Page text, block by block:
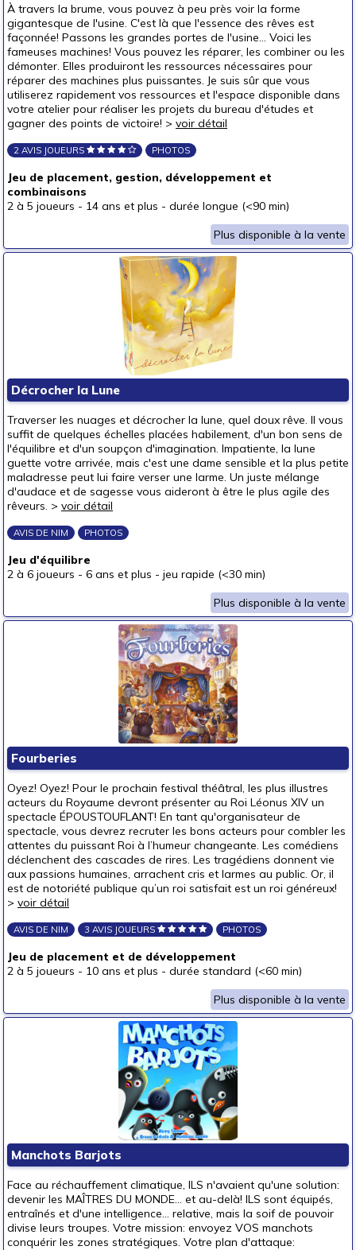
À travers la brume, vous pouvez à peu près voir la forme
gigantesque de l'usine. C'est là que l'essence des rêves est
façonnée! Passons les grandes portes de l'usine... Voici les
fameuses machines! Vous pouvez les réparer, les combiner ou les
démonter. Elles produiront les ressources nécessaires pour
réparer des machines plus puissantes. Je suis sûr que vous
utiliserez rapidement vos ressources et l'espace disponible dans
votre atelier pour réaliser les projets du bureau d'études et
gagner des points de victoire! > voir détail
2 AVIS JOUEURS PHOTOS
Jeu de placement, gestion, développement et
combinaisons
2 à 5 joueurs - 14 ans et plus - durée longue (<90 min)
Plus disponible à la vente
Décrocher la Lune
Traverser les nuages et décrocher la lune, quel doux rêve. Il vous
suffit de quelques échelles placées habilement, d'un bon sens de
l'équilibre et d'un soupçon d'imagination. Impatiente, la lune
guette votre arrivée, mais c'est une dame sensible et la plus petite
maladresse peut lui faire verser une larme. Un juste mélange
d'audace et de sagesse vous aideront à être le plus agile des
rêveurs. > voir détail
AVIS DE NIM PHOTOS
Jeu d'équilibre
2 à 6 joueurs - 6 ans et plus - jeu rapide (<30 min)
Plus disponible à la vente
Fourberies
Oyez! Oyez! Pour le prochain festival théâtral, les plus illustres
acteurs du Royaume devront présenter au Roi Léonus XIV un
spectacle ÉPOUSTOUFLANT! En tant qu'organisateur de
spectacle, vous devrez recruter les bons acteurs pour combler les
attentes du puissant Roi à l’humeur changeante. Les comédiens
déclenchent des cascades de rires. Les tragédiens donnent vie
aux passions humaines, arrachent cris et larmes au public. Or, il
est de notoriété publique qu’un roi satisfait est un roi généreux!
> voir détail
AVIS DE NIM 3 AVIS JOUEURS PHOTOS
Jeu de placement et de développement
2 à 5 joueurs - 10 ans et plus - durée standard (<60 min)
Plus disponible à la vente
Manchots Barjots
Face au réchauffement climatique, ILS n'avaient qu'une solution:
devenir les MAÎTRES DU MONDE... et au-delà! ILS sont équipés,
entraînés et d'une intelligence... relative, mais la soif de pouvoir
divise leurs troupes. Votre mission: envoyez VOS manchots
conquérir les zones stratégiques. Votre plan d'attaque: